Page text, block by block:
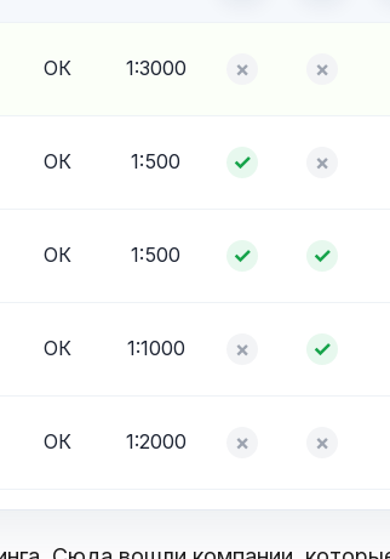
ОК 1:3000 × ×
ОК 1:500 ✓ ×
ОК 1:500 ✓ ✓
ОК 1:1000 × ✓
ОК 1:2000 × ×